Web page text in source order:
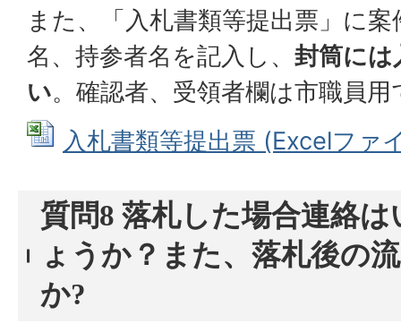
また、「入札書類等提出票」に
名、持参者名を記入し、 封筒には
い。確認者、受領者欄は市職員
入札書類等提出票 (Excelファ
質問8 落札した場合連絡
ょうか？また、落札後の
か?